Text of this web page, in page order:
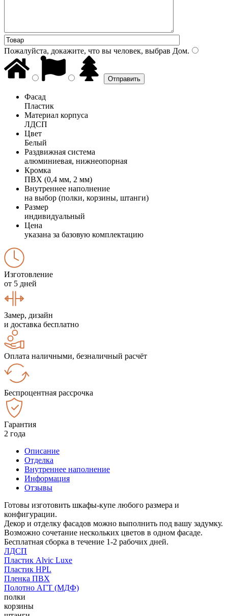
Пожалуйста, докажите, что вы человек, выбрав Дом.
Фасад
Пластик
Материал корпуса
ЛДСП
Цвет
Белый
Раздвижная система
алюминиевая, нижнеопорная
Кромка
ПВХ (0,4 мм, 2 мм)
Внутреннее наполнение
на выбор (полки, корзины, штанги)
Размер
индивидуальный
Цена
указана за базовую комплектацию
Изготовление
от 5 дней
Замер, дизайн
и доставка бесплатно
Оплата наличными, безналичный расчёт
Беспроцентная рассрочка
Гарантия
2 года
Описание
Отделка
Внутреннее наполнение
Информация
Отзывы
Готовы изготовить шкафы-купе любого размера и
конфигурации.
Декор и отделку фасадов можно выполнить под вашу задумку.
Возможно сочетание нескольких цветов в одном фасаде.
Бесплатная сборка в течение 1-2 рабочих дней.
ЛДСП
Пластик Alvic Luxe
Пластик HPL
Пленка ПВХ
Полотно АГТ (МДФ)
полки
корзины